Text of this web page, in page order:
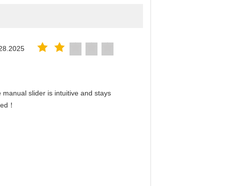
slider is intuitive and stays
！